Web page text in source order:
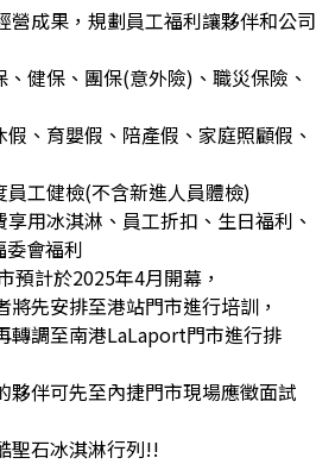
營成果，規劃員工福利讓夥伴和公司
健保、團保(意外險)、職災保險、
、育嬰假、陪產假、家庭照顧假、
員工健檢(不含新進人員體檢)
用冰淇淋、員工折扣、生日福利、
會福利
預計於2025年4月開幕，
將先安排至港站門市進行培訓，
轉調至南港LaLaport門市進行排
夥伴可先至內捷門市現場應徵面試
聖石冰淇淋行列!!